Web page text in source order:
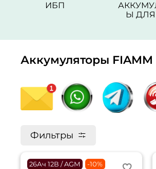
ИБП
Ы
Аккумуляторы FIAMM
Фильтры
26Ач 12В / AGM -10%